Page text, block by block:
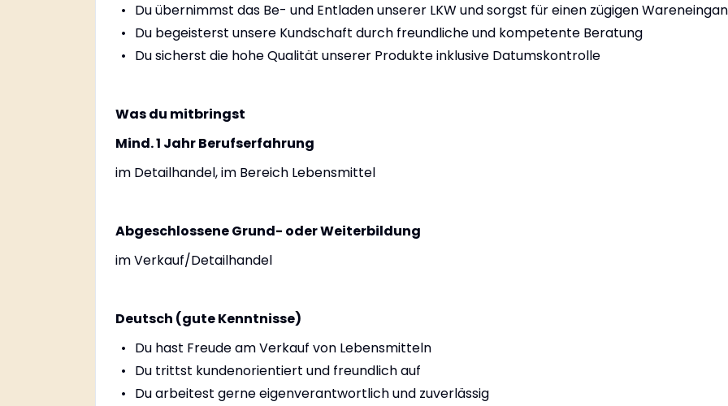
Du übernimmst das Be- und Entladen unserer LKW und sorgst für einen zügigen
Du begeisterst unsere Kundschaft durch freundliche und kompetente Beratung
Du sicherst die hohe Qualität unserer Produkte inklusive Datumskontrolle
Was du mitbringst
Mind. 1 Jahr Berufserfahrung
im Detailhandel, im Bereich Lebensmittel
Abgeschlossene Grund- oder Weiterbildung
im Verkauf/Detailhandel
Deutsch (gute Kenntnisse)
Du hast Freude am Verkauf von Lebensmitteln
Du trittst kundenorientiert und freundlich auf
Du arbeitest gerne eigenverantwortlich und zuverlässig